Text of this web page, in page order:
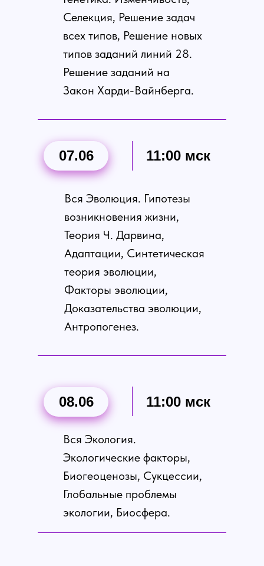
Селекция, Решение задач
всех типов, Решение новых
типов заданий линий 28.
Решение заданий на
Закон Харди-Вайнберга.
07.06
Вся Эволюция. Гипотезы
возникновения жизни,
Теория Ч. Дарвина,
Адаптации, Синтетическая
теория эволюции,
Факторы эволюции,
Доказательства эволюции,
Антропогенез.
11:00 мск
08.06
Вся Экология.
Экологические факторы,
Биогеоценозы, Сукцессии,
Глобальные проблемы
экологии, Биосфера.
11:00 мск